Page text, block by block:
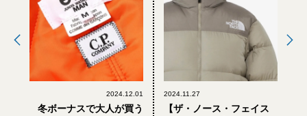
2024.12.01
冬ボーナスで大人が買う
2024.11.27
【ザ・ノース・フェイス